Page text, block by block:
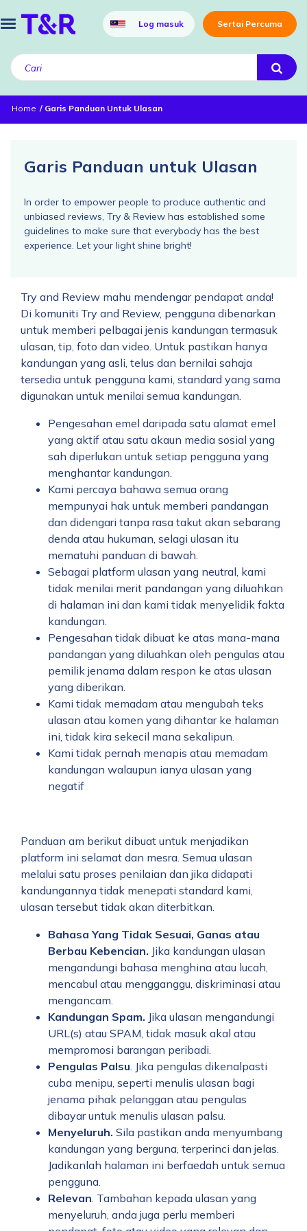
Log masuk Sertai Percuma
Home Garis Panduan Untuk Ulasan
Garis Panduan untuk Ulasan
In order to empower people to produce authentic and
unbiased reviews, Try & Review has established some
guidelines to make sure that everybody has the best
experience. Let your light shine bright!
Try and Review mahu mendengar pendapat anda!
Di komuniti Try and Review, pengguna dibenarkan
untuk memberi pelbagai jenis kandungan termasuk
ulasan, tip, foto dan video. Untuk pastikan hanya
kandungan yang asli, telus dan bernilai sahaja
tersedia untuk pengguna kami, standard yang sama
digunakan untuk menilai semua kandungan.
Pengesahan emel daripada satu alamat emel
yang aktif atau satu akaun media sosial yang
sah diperlukan untuk setiap pengguna yang
menghantar kandungan.
Kami percaya bahawa semua orang
mempunyai hak untuk memberi pandangan
dan didengari tanpa rasa takut akan sebarang
denda atau hukuman, selagi ulasan itu
mematuhi panduan di bawah.
Sebagai platform ulasan yang neutral, kami
tidak menilai merit pandangan yang diluahkan
di halaman ini dan kami tidak menyelidik fakta
kandungan.
Pengesahan tidak dibuat ke atas mana-mana
pandangan yang diluahkan oleh pengulas atau
pemilik jenama dalam respon ke atas ulasan
yang diberikan.
Kami tidak memadam atau mengubah teks
ulasan atau komen yang dihantar ke halaman
ini, tidak kira sekecil mana sekalipun.
Kami tidak pernah menapis atau memadam
kandungan walaupun ianya ulasan yang
negatif
Panduan am berikut dibuat untuk menjadikan
platform ini selamat dan mesra. Semua ulasan
melalui satu proses penilaian dan jika didapati
kandungannya tidak menepati standard kami,
ulasan tersebut tidak akan diterbitkan.
Bahasa Yang Tidak Sesuai, Ganas atau
Berbau Kebencian. Jika kandungan ulasan
mengandungi bahasa menghina atau lucah,
mencabul atau mengganggu, diskriminasi atau
mengancam.
Kandungan Spam. Jika ulasan mengandungi
URL(s) atau SPAM, tidak masuk akal atau
mempromosi barangan peribadi.
Pengulas Palsu. Jika pengulas dikenalpasti
cuba menipu, seperti menulis ulasan bagi
jenama pihak pelanggan atau pengulas
dibayar untuk menulis ulasan palsu.
Menyeluruh. Sila pastikan anda menyumbang
kandungan yang berguna, terperinci dan jelas.
Jadikanlah halaman ini berfaedah untuk semua
pengguna.
Relevan. Tambahan kepada ulasan yang
menyeluruh, anda juga perlu memberi